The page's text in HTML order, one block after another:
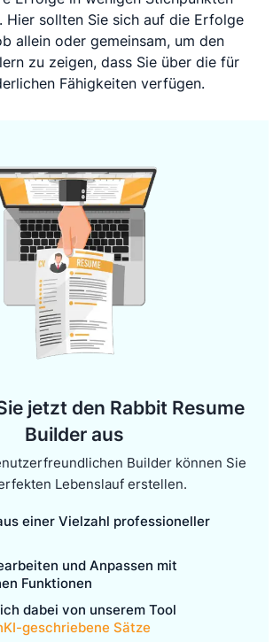
Hier sollten Sie sich auf die Erfolge
allein oder gemeinsam, um den
zu zeigen, dass Sie über die für
Fähigkeiten verfügen.
jetzt den Rabbit Resume
Builder aus
Builder können Sie
Lebenslauf erstellen.
einer Vielzahl professioneller
und Anpassen mit
Funktionen
dabei von unserem Tool
geschriebene Sätze